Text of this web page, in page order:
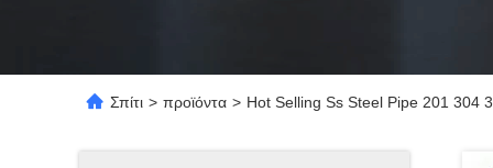
Σπίτι > προϊόντα > Hot Selling Ss Steel Pipe 201 304